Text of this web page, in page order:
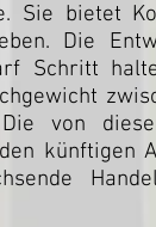
Sie bietet
Die
Schritt
von
künftigen